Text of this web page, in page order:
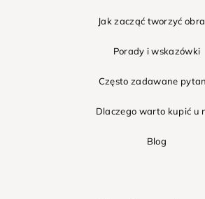
Jak zacząć tworzyć
Porady i wskazówki
Często zadawane
Dlaczego warto kupić u
Blog